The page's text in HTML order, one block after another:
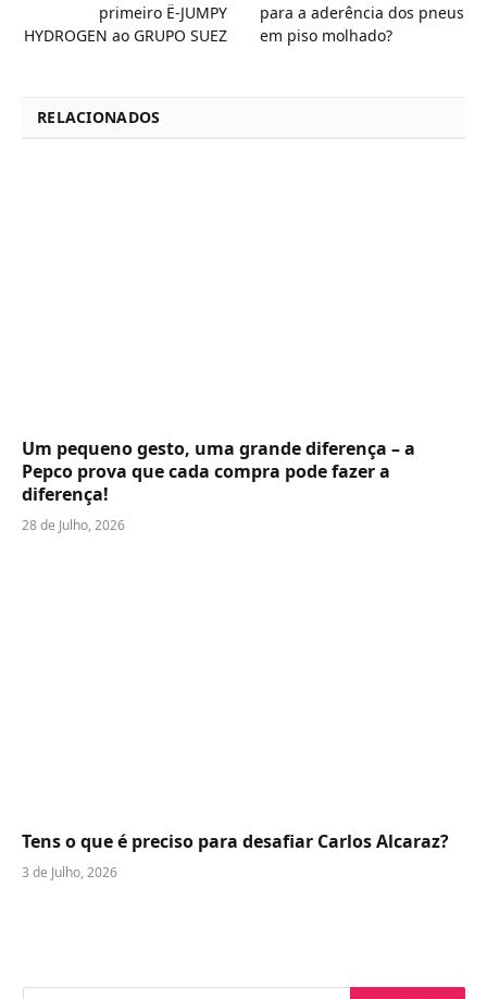
primeiro Ë-JUMPY
HYDROGEN ao GRUPO SUEZ
para a aderência dos pneus
em piso molhado?
RELACIONADOS
Um pequeno gesto, uma grande diferença – a
Pepco prova que cada compra pode fazer a
diferença!
28 de Julho, 2026
Tens o que é preciso para desafiar Carlos Alcaraz?
3 de Julho, 2026